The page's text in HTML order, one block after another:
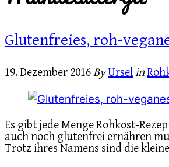
Glutenfreies, roh-
19. Dezember 2016ByUrselin
Es gibt jede Menge Rohkost-
auch noch glutenfrei ernähren
Trotz ihres Namens sind die